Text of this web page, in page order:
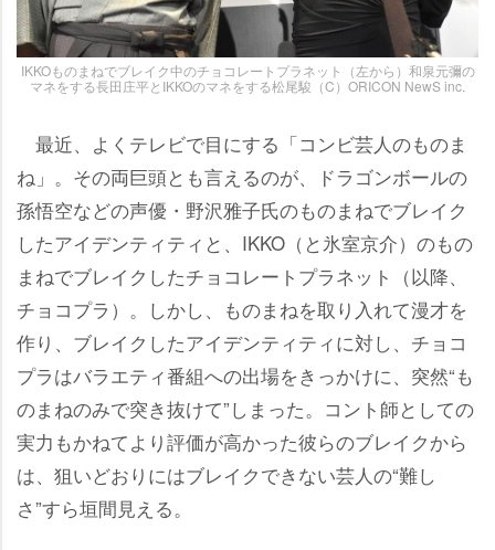
IKKOものまねでブレイク中のチョコレートプラネット（左から）和泉元彌の
マネをする長田庄平とIKKOのマネをする松尾駿（C）ORICON NewS inc.
最近、よくテレビで目にする「コンビ芸人のものま
ね」。その両巨頭とも言えるのが、ドラゴンボールの
孫悟空などの声優・野沢雅子氏のものまねでブレイク
したアイデンティティと、IKKO（と氷室京介）のもの
まねでブレイクしたチョコレートプラネット（以降、
チョコプラ）。しかし、ものまねを取り入れて漫才を
作り、ブレイクしたアイデンティティに対し、チョコ
プラはバラエティ番組への出場をきっかけに、突然“も
のまねのみで突き抜けて”しまった。コント師としての
実力もかねてより評価が高かった彼らのブレイクから
は、狙いどおりにはブレイクできない芸人の“難し
さ”すら垣間見える。